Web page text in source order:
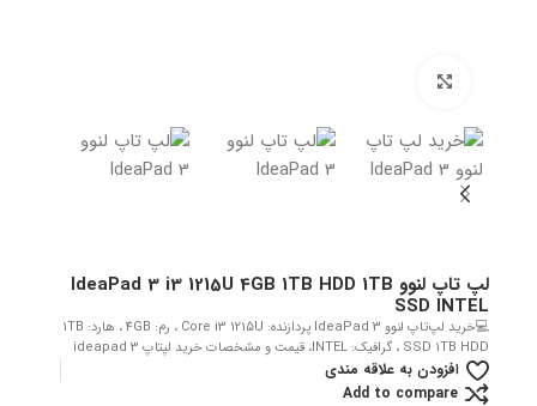
لپ تاپ لنوو IdeaPad 3 i3 1215U 4GB 1TB HDD 1TB
SSD INTEL
💻خرید لپ‌تاپ لنوو IdeaPad 3 پردازنده: Core i3 1215U ، رم: 4GB ، هارد: 1TB
SSD 1TB HDD ، گرافیک: INTEL، قیمت و مشخصات خرید لپتاپ ideapad 3
افزودن به علاقه مندی
Add to compare